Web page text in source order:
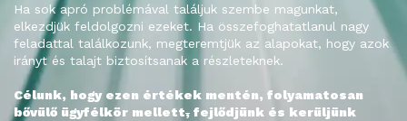
Ha sok apró problémával találjuk szembe magunkat,
elkezdjük feldolgozni ezeket. Ha összefoghatatlanul nagy
feladattal találkozunk, megteremtjük az alapokat, hogy azok
irányt és talajt biztosítsanak a részleteknek.
Célunk, hogy ezen értékek mentén, folyamatosan
bővülő ügyfélkör mellett, fejlődjünk és kerüljünk